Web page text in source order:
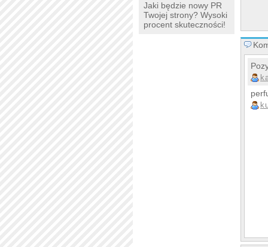
Jaki będzie nowy PR
Twojej strony? Wysoki
procent skuteczności!